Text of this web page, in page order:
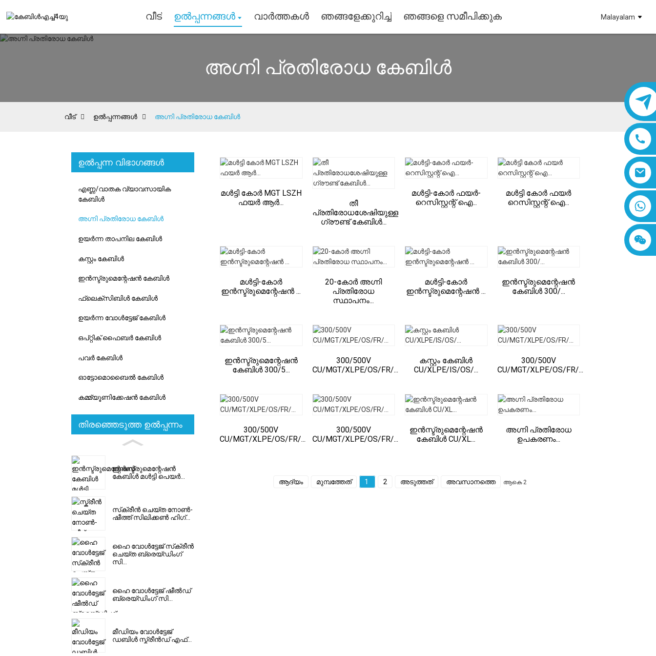
വീട് ഉൽപ്പന്നങ്ങൾ വാർത്തകൾ ഞങ്ങളേക്കുറിച്ച് ഞങ്ങളെ സമീപിക്കുക Malayalam
8618019377761
അഗ്നി പ്രതിരോധ കേബിൾ
വീട് ഉൽപ്പന്നങ്ങൾ അഗ്നി പ്രതിരോധ കേബിൾ
ഉൽപ്പന്ന വിഭാഗങ്ങൾ
എണ്ണ/വാതക വ്യാവസായിക
കേബിൾ
അഗ്നി പ്രതിരോധ കേബിൾ
ഉയർന്ന താപനില കേബിൾ
കസ്റ്റം കേബിൾ
ഇൻസ്ട്രുമെന്റേഷൻ കേബിൾ
ഫ്ലെക്സിബിൾ കേബിൾ
ഉയർന്ന വോൾട്ടേജ് കേബിൾ
ഒപ്റ്റിക് ഫൈബർ കേബിൾ
പവർ കേബിൾ
ഓട്ടോമൊബൈൽ കേബിൾ
കമ്മ്യൂണിക്കേഷൻ കേബിൾ
തിരഞ്ഞെടുത്ത ഉൽപ്പന്നം
ഇൻസ്ട്രുമെന്റേഷൻ
കേബിൾ മൾട്ടി പെയർ...
സ്‌ക്രീൻ ചെയ്‌ത നോൺ-
ഷീത്ത് സിലിക്കൺ ഹിഗ്...
ഹൈ വോൾട്ടേജ് സ്‌ക്രീൻ
ചെയ്ത ബ്രെയ്ഡിംഗ്
സി...
ഹൈ വോൾട്ടേജ് ഷീൽഡ്
ബ്രെയ്ഡിംഗ് സി...
മീഡിയം വോൾട്ടേജ്
ഡബിൾ സ്ക്രീൻഡ് എഫ്...
മൾട്ടി കോർ MGT LSZH
ഫയർ ആർ...
തീ
പ്രതിരോധശേഷിയുള്ള
ഗ്രൗണ്ട് കേബിൾ...
മൾട്ടി-കോർ ഫയർ-
റെസിസ്റ്റന്റ് ഐ...
മൾട്ടി കോർ ഫയർ
റെസിസ്റ്റന്റ് ഐ...
മൾട്ടി-കോർ
ഇൻസ്ട്രുമെന്റേഷൻ ...
20-കോർ അഗ്നി
പ്രതിരോധ
സ്ഥാപനം...
മൾട്ടി-കോർ
ഇൻസ്ട്രുമെന്റേഷൻ ...
ഇൻസ്ട്രുമെന്റേഷൻ
കേബിൾ 300/...
ഇൻസ്ട്രുമെന്റേഷൻ
കേബിൾ 300/5...
300/500V
CU/MGT/XLPE/OS/FR/...
കസ്റ്റം കേബിൾ
CU/XLPE/IS/OS/...
300/500V
CU/MGT/XLPE/OS/FR/...
300/500V
CU/MGT/XLPE/OS/FR/...
300/500V
CU/MGT/XLPE/OS/FR/...
ഇൻസ്ട്രുമെന്റേഷൻ
കേബിൾ CU/XL...
അഗ്നി പ്രതിരോധ
ഉപകരണം...
ആദ്യം മുമ്പത്തേത് 1 2 അടുത്തത് അവസാനത്തെ ആകെ 2